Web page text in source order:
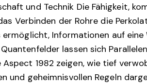
und Technik Die Fähigkeit,
Verbinden der Rohre die
Informationen auf
lassen sich
1982 zeigen, wie tief
geheimnisvollen Regeln